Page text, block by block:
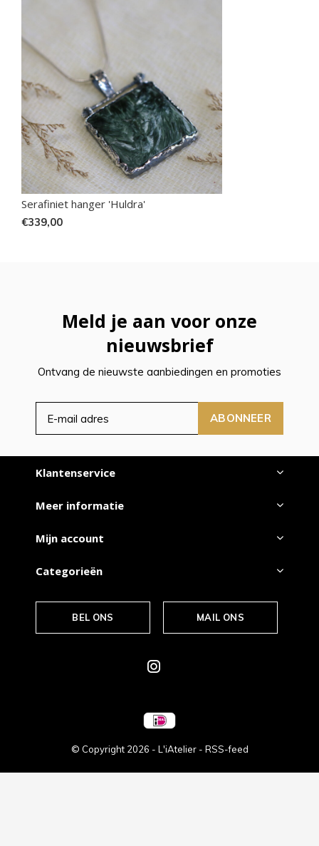
Serafiniet hanger 'Huldra'
€339,00
Meld je aan voor onze
nieuwsbrief
Ontvang de nieuwste aanbiedingen en promoties
ABONNEER
Klantenservice
Meer informatie
Mijn account
Categorieën
BEL ONS MAIL ONS
© Copyright 2026 - L'iAtelier - RSS-feed